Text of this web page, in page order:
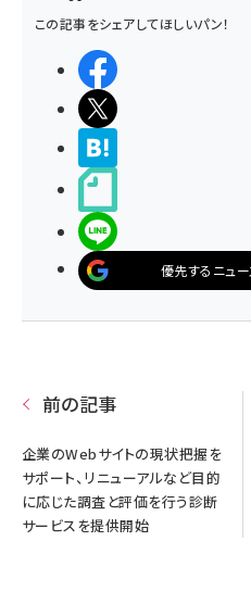
この記事をシェアしてほしいパン！
優先するニュ
前の記事
企業のWebサイトの現状把握を
サポート、リニューアルなど目的
に応じた調査と評価を行う診断
サービスを提供開始